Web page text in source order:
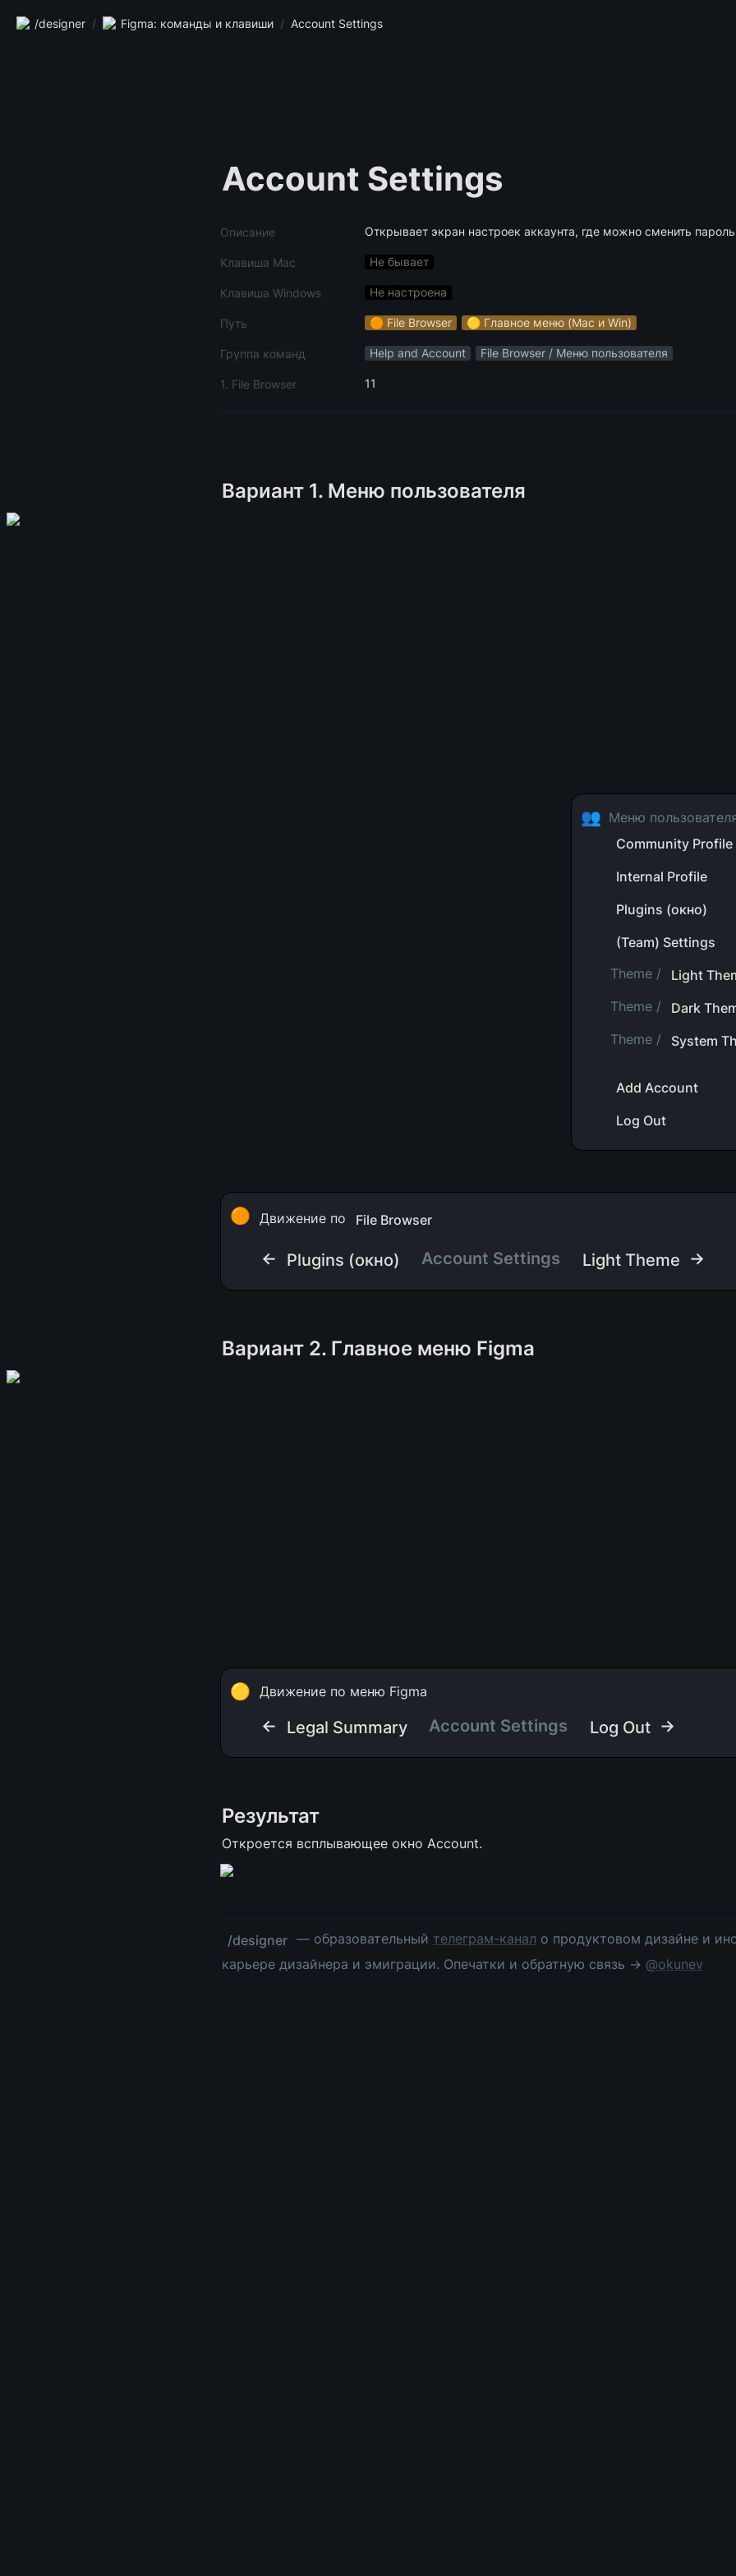
/designer / Figma: команды и клавиши / Account Settings
Account Settings
Описание Открывает экран настроек аккаунта, где можно сменить пароль
Клавиша Mac Не бывает
Клавиша Windows Не настроена
Путь 🟠 File Browser 🟡 Главное меню (Mac и Win)
Группа команд Help and Account File Browser / Меню пользователя
1. File Browser 11
Вариант 1. Меню пользователя
👥 Меню
Community Profile
Internal Profile
Plugins (окно)
(Team) Settings
Theme /
Light
Theme /
Dark
Theme /
System
Add Account
Log Out
🟠 Движение по File Browser
← Plugins (окно) Account Settings Light Theme →
Вариант 2. Главное меню Figma
🟡 Движение по меню Figma
← Legal Summary Account Settings Log Out →
Результат
Откроется всплывающее окно Account.
/designer — образовательный телеграм-канал о продуктовом дизайне и
карьере дизайнера и эмиграции. Опечатки и обратную связь → @okunev